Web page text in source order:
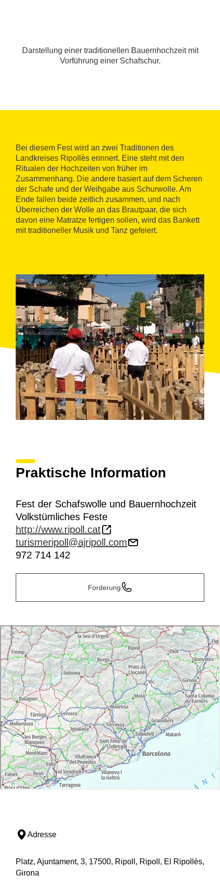
Darstellung einer traditionellen Bauernhochzeit mit
Vorführung einer Schafschur.
Bei diesem Fest wird an zwei Traditionen des
Landkreises Ripollès erinnert. Eine steht mit den
Ritualen der Hochzeiten von früher im
Zusammenhang. Die andere basiert auf dem Scheren
der Schafe und der Weihgabe aus Schurwolle. Am
Ende fallen beide zeitlich zusammen, und nach
Überreichen der Wolle an das Brautpaar, die sich
davon eine Matratze fertigen sollen, wird das Bankett
mit traditioneller Musik und Tanz gefeiert.
Praktische Information
Fest der Schafswolle und Bauernhochzeit
Volkstümliches Feste
http://www.ripoll.cat
turismeripoll@ajripoll.com
972 714 142
Forderung
Adresse
Platz, Ajuntament, 3, 17500, Ripoll, Ripoll, El Ripollès,
Girona